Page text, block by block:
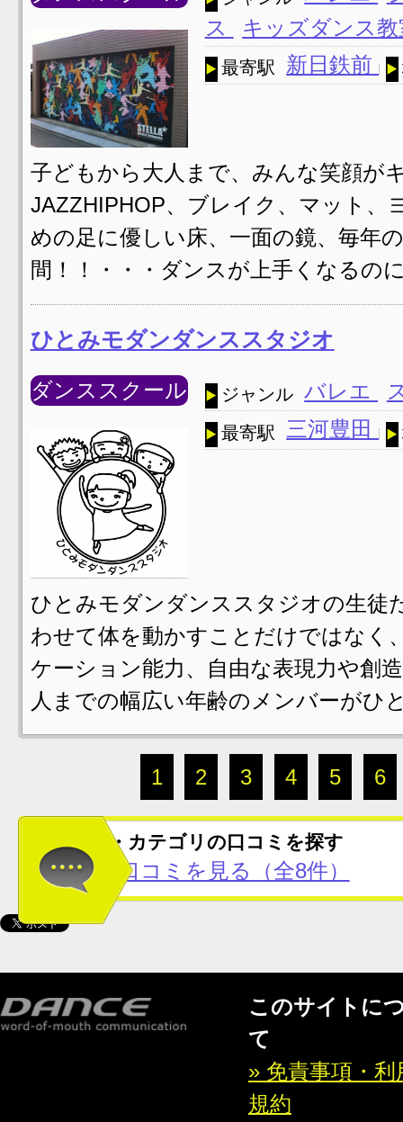
ス
キッズダンス
最寄駅 新日鉄前
子どもから大人まで、みんな笑顔が
JAZZHIPHOP、ブレイク、マット、
めの足に優しい床、一面の鏡、毎年
間！！・・・ダンスが上手くなる
ひとみモダンダンススタジオ
ダンススクール ジャンル バレエ
最寄駅 三河豊田
ひとみモダンダンススタジオの生徒
わせて体を動かすことだけではなく
ケーション能力、自由な表現力や創
人までの幅広い年齢のメンバーが
1 2 3 4 5 6
この地域・カテゴリの口コミを探す
愛知県の口コミを見る（全8件）
このサイトに
て
» 免責事項・利
規約